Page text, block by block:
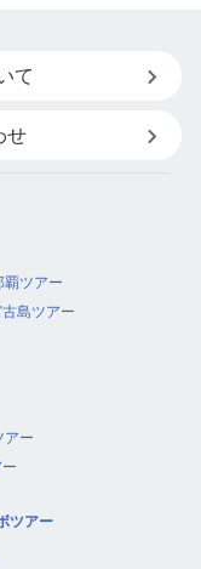
て
せ
覇ツアー
島ツアー
アー
ツアー